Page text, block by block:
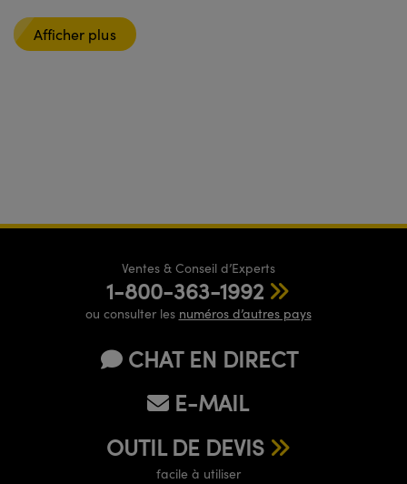
Afficher plus
Ventes & Conseil d’Experts
1-800-363-1992
ou consulter les numéros d’autres pays
CHAT EN DIRECT
E-MAIL
OUTIL DE DEVIS
facile à utiliser